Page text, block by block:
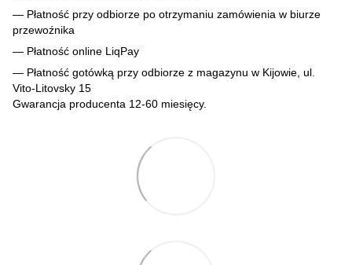
— Płatność przy odbiorze po otrzymaniu zamówienia w biurze
przewoźnika
— Płatność online LiqPay
— Płatność gotówką przy odbiorze z magazynu w Kijowie, ul.
Vito-Litovsky 15
Gwarancja producenta 12-60 miesięcy.